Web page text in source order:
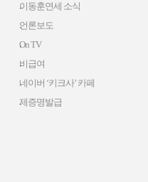
이동훈연세 소식
언론보도
On TV
비급여
네이버 ‘키크사’ 카페
제증명발급